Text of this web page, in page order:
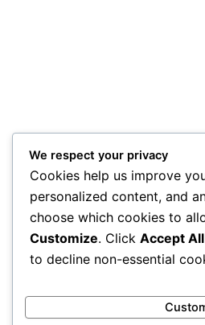
We respect your privacy
Cookies help us improve
personalized content, and
choose which cookies to
Customize. Click Accept All
to decline non-essential